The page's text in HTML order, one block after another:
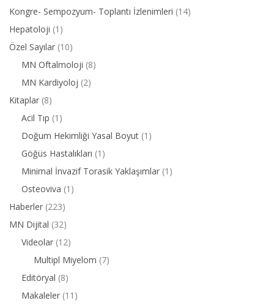
Kongre- Sempozyum- Toplantı İzlenimleri (14)
Hepatoloji (1)
Özel Sayılar (10)
MN Oftalmoloji (8)
MN Kardiyoloj (2)
Kitaplar (8)
Acil Tıp (1)
Doğum Hekimliği Yasal Boyut (1)
Göğüs Hastalıkları (1)
Minimal İnvazif Torasik Yaklaşımlar (1)
Osteoviva (1)
Haberler (223)
MN Dijital (32)
Videolar (12)
Multipl Miyelom (7)
Editöryal (8)
Makaleler (11)